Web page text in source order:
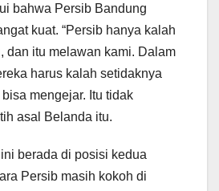
bahwa Persib Bandung
kuat. “Persib hanya kalah
dan itu melawan kami. Dalam
harus kalah setidaknya
mengejar. Itu tidak
asal Belanda itu.
berada di posisi kedua
Persib masih kokoh di